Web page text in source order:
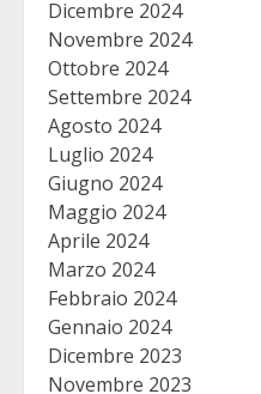
Dicembre 2024
Novembre 2024
Ottobre 2024
Settembre 2024
Agosto 2024
Luglio 2024
Giugno 2024
Maggio 2024
Aprile 2024
Marzo 2024
Febbraio 2024
Gennaio 2024
Dicembre 2023
Novembre 2023